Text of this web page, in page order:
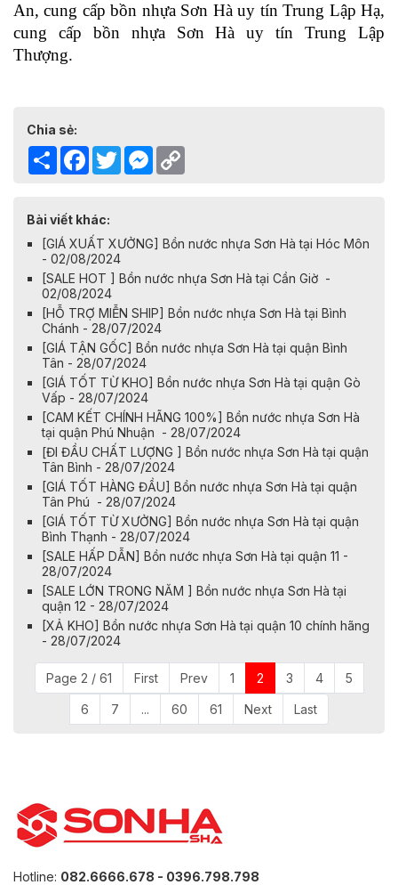
An, cung cấp bồn nhựa Sơn Hà uy tín
cung cấp bồn nhựa Sơn Hà uy tín Trung Lập
Thượng.
Chia sẻ:
Share Facebook
TwitterMessenger
Bài viết khác:
[GIÁ XUẤT XƯỞNG] Bồn nước nhựa Sơn Hà tại Hóc Môn
- 02/08/2024
[SALE HOT ] Bồn nước nhựa Sơn Hà tại Cần Giờ -
02/08/2024
[HỖ TRỢ MIỄN SHIP] Bồn nước nhựa Sơn Hà tại Bình
Chánh - 28/07/2024
[GIÁ TẬN GỐC] Bồn nước nhựa Sơn Hà tại quận Bình
Tân - 28/07/2024
[GIÁ TỐT TỪ KHO] Bồn nước nhựa Sơn Hà tại quận Gò
Vấp - 28/07/2024
[CAM KẾT CHÍNH HÃNG 100%] Bồn nước nhựa Sơn Hà
tại quận Phú Nhuận - 28/07/2024
[ĐI ĐẦU CHẤT LƯỢNG ] Bồn nước nhựa Sơn Hà tại quận
Tân Bình - 28/07/2024
[GIÁ TỐT HÀNG ĐẦU] Bồn nước nhựa Sơn Hà tại quận
Tân Phú - 28/07/2024
[GIÁ TỐT TỪ XƯỞNG] Bồn nước nhựa Sơn Hà tại quận
Bình Thạnh - 28/07/2024
[SALE HẤP DẪN] Bồn nước nhựa Sơn Hà tại quận 11 -
28/07/2024
[SALE LỚN TRONG NĂM ] Bồn nước nhựa Sơn Hà tại
quận 12 - 28/07/2024
[XẢ KHO] Bồn nước nhựa Sơn Hà tại quận 10 chính hãng
- 28/07/2024
Page 2 / 61 First Prev 1 2 3 4 5
6 7 ... 60 61 Next Last
Hotline: 082.6666.678 - 0396.798.798